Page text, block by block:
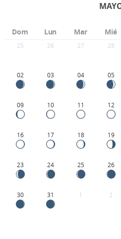
Dom Lun Mar Mié
25 26 27 28
02 03 04 05
09 10 11 12
16 17 18 19
23 24 25 26
30 31 1 2